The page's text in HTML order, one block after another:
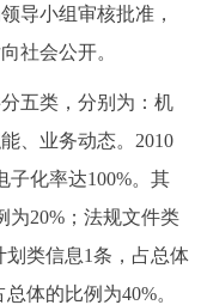
回到顶部
导小组审核批准，
社会公开。
五类，分别为：机
、业务动态。2010
子化率达100%。其
为20%；法规文件类
划类信息1条，占总体
体的比例为40%。